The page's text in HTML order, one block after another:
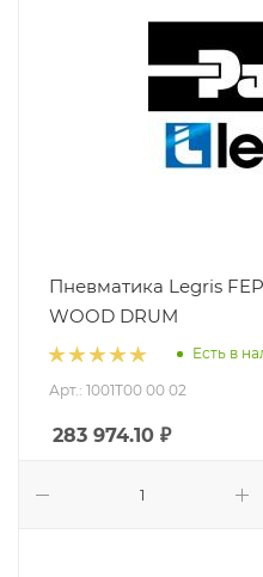
Пневматика Legris
WOOD DRUM
Есть в
Арт.: 1001T00 00 02
283 974.10 ₽